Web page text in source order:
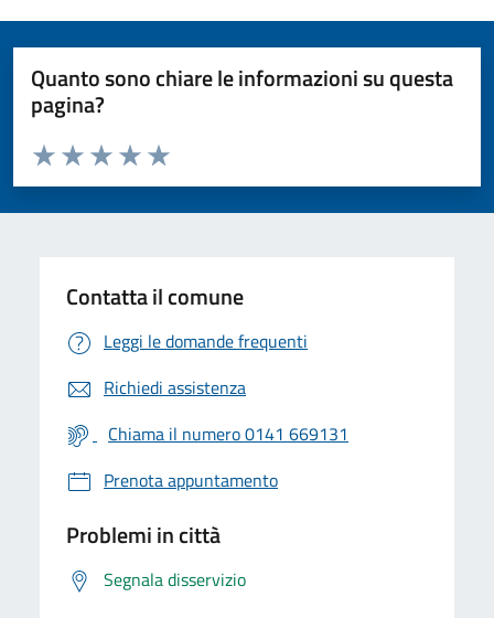
Quanto sono chiare le informazioni su questa
pagina?
Valuta da 1 a 5 stelle la pagina
Valuta 5 stelle su 5
Valuta 4 stelle su 5
Valuta 3 stelle su 5
Valuta 2 stelle su 5
Valuta 1 stelle su 5
Contatta il comune
Leggi le domande frequenti
Richiedi assistenza
Chiama il numero 0141 669131
Prenota appuntamento
Problemi in città
Segnala disservizio